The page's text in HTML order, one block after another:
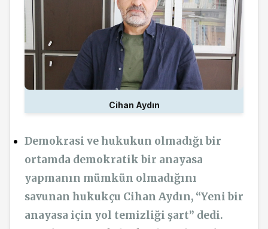
Cihan Aydın
Demokrasi ve hukukun olmadığı bir
ortamda demokratik bir anayasa
yapmanın mümkün olmadığını
savunan hukukçu Cihan Aydın, “Yeni bir
anayasa için yol temizliği şart” dedi.